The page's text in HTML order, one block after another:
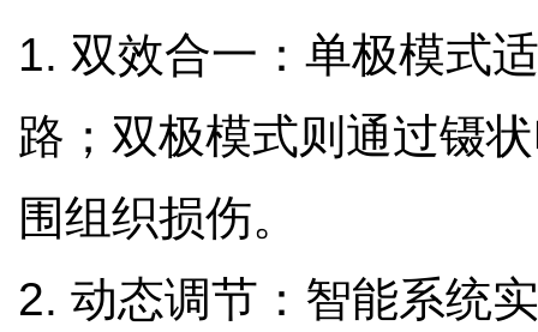
1. 双效合一：单极模式
路；双极模式则通过镊
围组织损伤。
2. 动态调节：智能系统